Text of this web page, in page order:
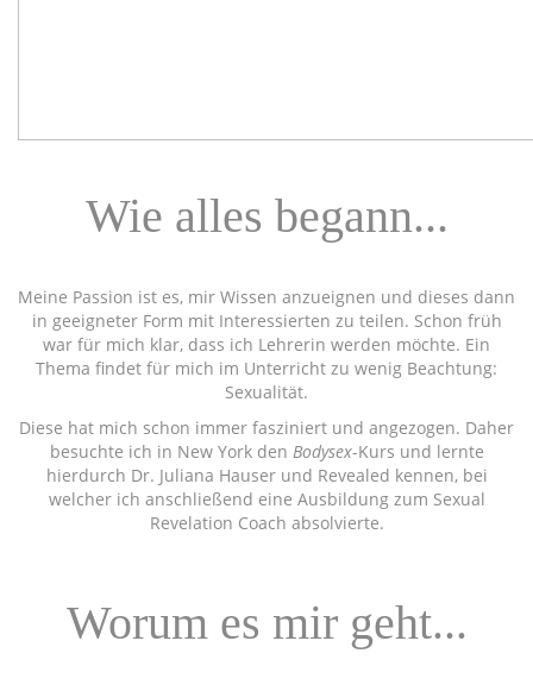
Wie alles begann...
Meine Passion ist es, mir Wissen anzueignen und dieses dann
in geeigneter Form mit Interessierten zu teilen. Schon früh
war für mich klar, dass ich Lehrerin werden möchte. Ein
Thema findet für mich im Unterricht zu wenig Beachtung:
Sexualität.
Diese hat mich schon immer fasziniert und angezogen. Daher
besuchte ich in New York den Bodysex-Kurs und lernte
hierdurch Dr. Juliana Hauser und Revealed kennen, bei
welcher ich anschließend eine Ausbildung zum Sexual
Revelation Coach absolvierte.
Worum es mir geht...